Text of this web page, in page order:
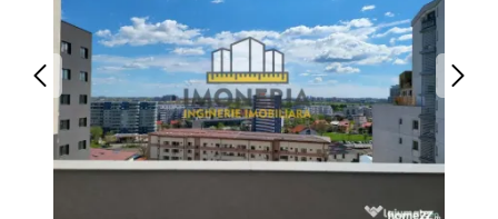
Servicii
Animale de companie
Afaceri și echipamente profesionale
Inchiriere Bunuri si Vehicule
Utilaje agricole si industriale
Piese auto si accesorii
Dacia Duster